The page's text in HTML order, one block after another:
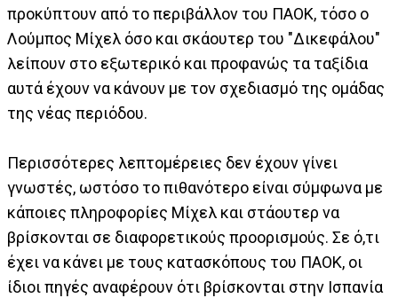
προκύπτουν από το περιβάλλον του ΠΑΟΚ, τόσο ο
Λούμπος Μίχελ όσο και σκάουτερ του "Δικεφάλου"
λείπουν στο εξωτερικό και προφανώς τα ταξίδια
αυτά έχουν να κάνουν με τον σχεδιασμό της ομάδας
της νέας περιόδου.
Περισσότερες λεπτομέρειες δεν έχουν γίνει
γνωστές, ωστόσο το πιθανότερο είναι σύμφωνα με
κάποιες πληροφορίες Μίχελ και στάουτερ να
βρίσκονται σε διαφορετικούς προορισμούς. Σε ό,τι
έχει να κάνει με τους κατασκόπους του ΠΑΟΚ, οι
ίδιοι πηγές αναφέρουν ότι βρίσκονται στην Ισπανία